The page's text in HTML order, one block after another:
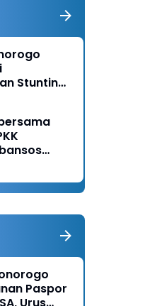
Stunting,
Paspor